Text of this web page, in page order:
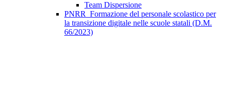
Team Dispersione
PNRR_Formazione del personale scolastico per
la transizione digitale nelle scuole statali (D.M.
66/2023)